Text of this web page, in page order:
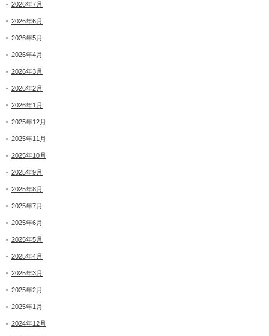
2026年7月
2026年6月
2026年5月
2026年4月
2026年3月
2026年2月
2026年1月
2025年12月
2025年11月
2025年10月
2025年9月
2025年8月
2025年7月
2025年6月
2025年5月
2025年4月
2025年3月
2025年2月
2025年1月
2024年12月